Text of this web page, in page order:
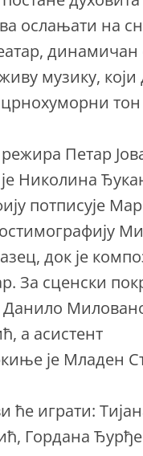
ослањати на
динамичан
музику, који
црнохуморни
Петар
Николина
потписује
док је
За сценски
Данило
а асистент
је Младен
ће играти:
Гордана